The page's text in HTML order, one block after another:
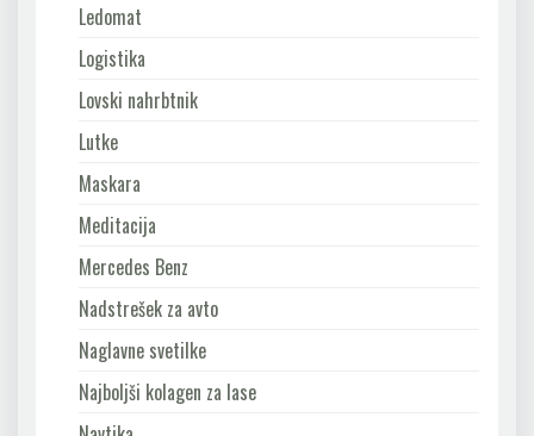
Ledomat
Logistika
Lovski nahrbtnik
Lutke
Maskara
Meditacija
Mercedes Benz
Nadstrešek za avto
Naglavne svetilke
Najboljši kolagen za lase